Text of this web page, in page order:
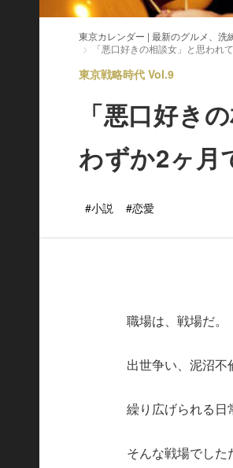
東京カレンダー | 最新のグルメ、洗
「悪口好きの相談女」と思わ
東京戦略時代 Vol.9
「悪口好き
わずか2ヶ月
#小説 #恋愛
職場は、戦場だ。
出世争い、泥沼不
繰り広げられる日
そんな戦場でした